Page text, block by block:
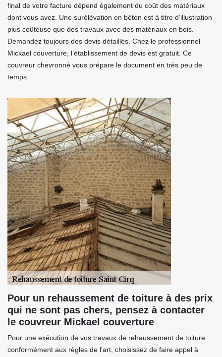
final de votre facture dépend également du coût des matériaux
dont vous avez. Une surélévation en béton est à titre d’illustration
plus coûteuse que des travaux avec des matériaux en bois.
Demandez toujours des devis détaillés. Chez le professionnel
Mickael couverture, l’établissement de devis est gratuit. Ce
couvreur chevronné vous prépare le document en très peu de
temps.
Pour un rehaussement de toiture à des prix
qui ne sont pas chers, pensez à contacter
le couvreur Mickael couverture
Pour une exécution de vos travaux de rehaussement de toiture
conformément aux règles de l’art, choisissez de faire appel à